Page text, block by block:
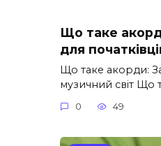
Що таке
для
Що таке акорди:
музичний світ Що
0 49